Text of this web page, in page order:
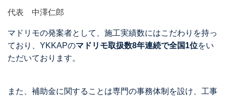
代表 中澤仁郎
マドリモの発案者として、施工実績数にはこだわりを持っ
ており、YKKAPのマドリモ取扱数8年連続で全国1位をい
ただいております。
また、補助金に関することは専門の事務体制を設け、工事